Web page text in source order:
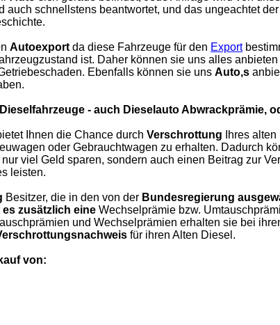
auch schnellstens beantwortet, und das ungeachtet der
Autoexport da diese Fahrzeuge für den Export
ist. Daher können sie uns alles
Ebenfalls können sie uns Auto,s
- auch Dieselauto Abwrackprämie,
Ihnen die Chance durch Verschrottung Ihres
oder Gebrauchtwagen zu erhalten. Dadurch
viel Geld sparen, sondern auch einen Beitrag zur
leisten.
Besitzer, die in den von der Bundesregierung
zusätzlich eine Wechselprämie bzw.
und Wechselprämien erhalten sie bei
für ihren Alten Diesel.
von: